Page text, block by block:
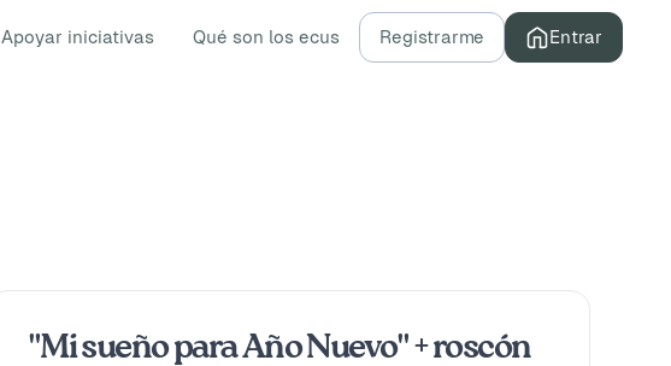
Apoyar iniciativas Qué son los ecus Registrarme Entrar
"Mi sueño para Año Nuevo" + roscón